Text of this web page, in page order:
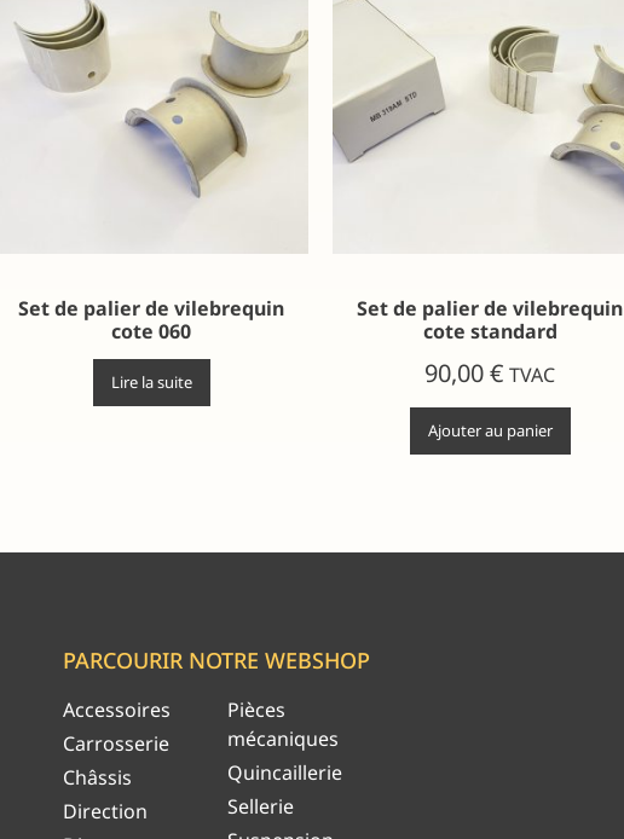
Set de palier de vilebrequin
cote 060
Lire la suite
Set de palier de vilebrequin
cote standard
90,00€ TVAC
Ajouter au panier
PARCOURIR NOTRE WEBSHOP
Accessoires
Carrosserie
Châssis
Direction
Pièces
mécaniques
Quincaillerie
Sellerie